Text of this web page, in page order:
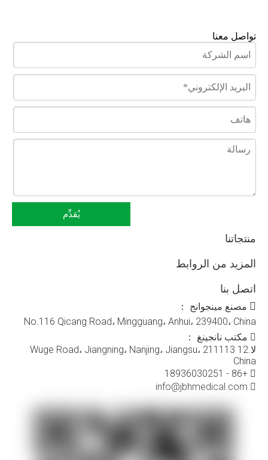
تواصل معنا
يُقدِّم
منتجاتنا
المزيد من الروابط
اتصل بنا
 مصنع مينجوانج ：
No.116 Qicang Road، Mingguang، Anhui، 239400، China
 مكتب نانجينغ ：
لا.12 Wuge Road، Jiangning، Nanjing، Jiangsu، 211113
China

+86 - 18936030251

info@jbhmedical.com